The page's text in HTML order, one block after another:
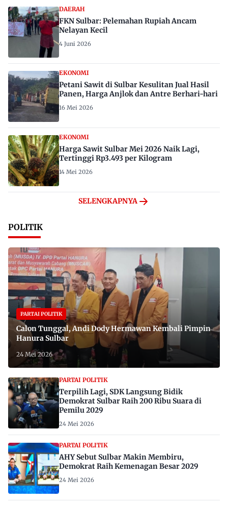
DAERAH
FKN Sulbar: Pelemahan Rupiah Ancam
Nelayan Kecil
4 Juni 2026
EKONOMI
Petani Sawit di Sulbar Kesulitan Jual Hasil
Panen, Harga Anjlok dan Antre Berhari-hari
16 Mei 2026
EKONOMI
Harga Sawit Sulbar Mei 2026 Naik Lagi,
Tertinggi Rp3.493 per Kilogram
14 Mei 2026
SELENGKAPNYA
POLITIK
PARTAI POLITIK
Calon Tunggal, Andi Dody Hermawan Kembali Pimpin
Hanura Sulbar
24 Mei 2026
PARTAI POLITIK
Terpilih Lagi, SDK Langsung Bidik
Demokrat Sulbar Raih 200 Ribu Suara di
Pemilu 2029
24 Mei 2026
PARTAI POLITIK
AHY Sebut Sulbar Makin Membiru,
Demokrat Raih Kemenagan Besar 2029
24 Mei 2026